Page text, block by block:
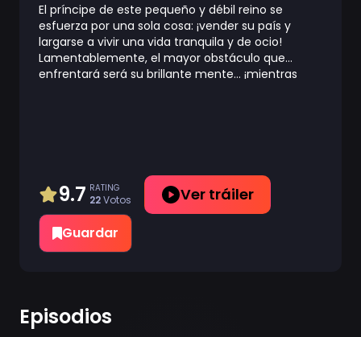
El príncipe de este pequeño y débil reino se
esfuerza por una sola cosa: ¡vender su país y
largarse a vivir una vida tranquila y de ocio!
Lamentablemente, el mayor obstáculo que
enfrentará será su brillante mente… ¡mientras
9.7 RATING
22Votos Ver tráiler
Guardar
Episodios